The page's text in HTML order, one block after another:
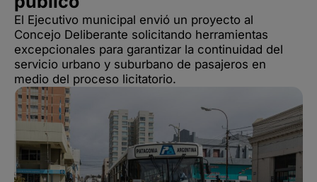
El Ejecutivo municipal envió un proyecto al
Concejo Deliberante solicitando herramientas
excepcionales para garantizar la continuidad del
servicio urbano y suburbano de pasajeros en
medio del proceso licitatorio.